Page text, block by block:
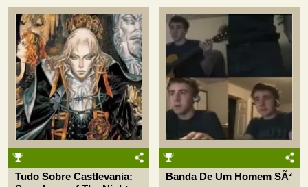
Tudo Sobre Castlevania:
Banda De Um Homem SÃ³